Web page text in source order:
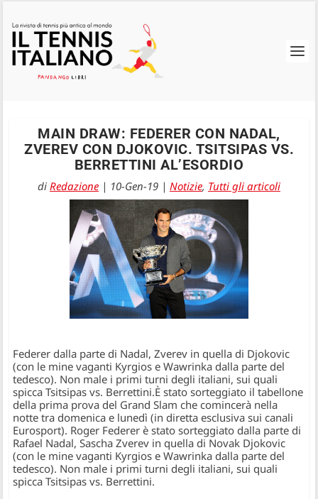
MAIN DRAW: FEDERER CON NADAL,
ZVEREV CON DJOKOVIC. TSITSIPAS VS.
BERRETTINI AL’ESORDIO
di Redazione | 10-Gen-19 | Notizie, Tutti gli articoli
Federer dalla parte di Nadal, Zverev in quella di Djokovic
(con le mine vaganti Kyrgios e Wawrinka dalla parte del
tedesco). Non male i primi turni degli italiani, sui quali
spicca Tsitsipas vs. Berrettini.È stato sorteggiato il tabellone
della prima prova del Grand Slam che comincerà nella
notte tra domenica e lunedì (in diretta esclusiva sui canali
Eurosport). Roger Federer è stato sorteggiato dalla parte di
Rafael Nadal, Sascha Zverev in quella di Novak Djokovic
(con le mine vaganti Kyrgios e Wawrinka dalla parte del
tedesco). Non male i primi turni degli italiani, sui quali
spicca Tsitsipas vs. Berrettini.